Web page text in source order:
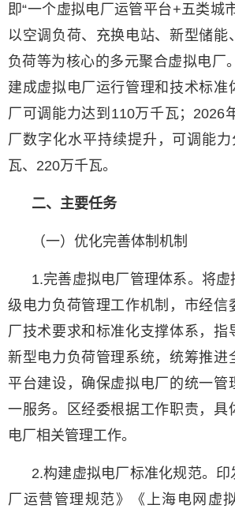
即“一个虚拟电厂运管平台+五类城
以空调负荷、充换电站、新型储能
负荷等为核心的多元聚合虚拟电厂
建成虚拟电厂运行管理和技术标准
厂可调能力达到110万千瓦；2026
厂数字化水平持续提升，可调能
瓦、220万千瓦。
二、主要任务
（一）优化完善体制机制
1.完善虚拟电厂管理体系。将
级电力负荷管理工作机制，市经信
厂技术要求和标准化支撑体系，指
新型电力负荷管理系统，统筹推进
平台建设，确保虚拟电厂的统一管
一服务。区经委根据工作职责，具
电厂相关管理工作。
2.构建虚拟电厂标准化规范。
厂运营管理规范》《上海电网虚